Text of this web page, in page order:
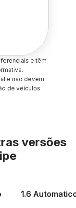
e têm
e não devem
de veículos
versões
1.6